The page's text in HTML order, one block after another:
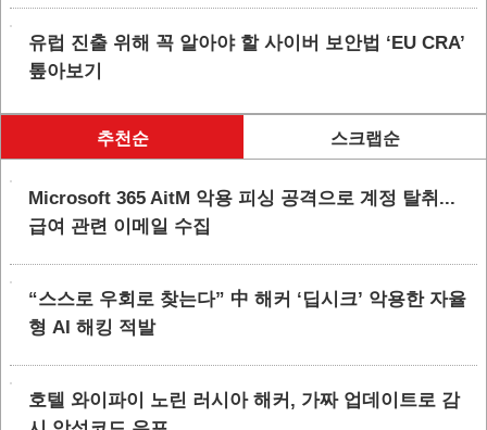
유럽 진출 위해 꼭 알아야 할 사이버 보안법 ‘EU CRA’
톺아보기
추천순 스크랩순
Microsoft 365 AitM 악용 피싱 공격으로 계정 탈취...
급여 관련 이메일 수집
“스스로 우회로 찾는다” 中 해커 ‘딥시크’ 악용한 자율
형 AI 해킹 적발
호텔 와이파이 노린 러시아 해커, 가짜 업데이트로 감